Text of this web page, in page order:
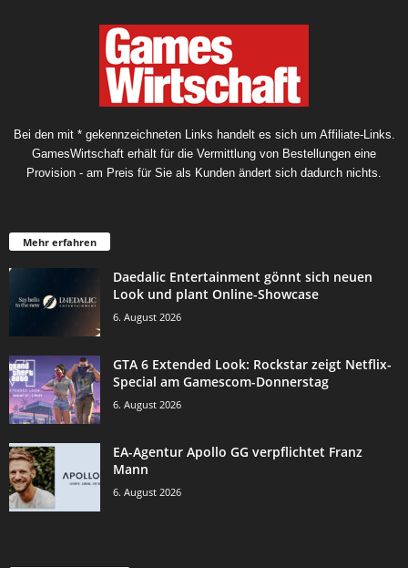
Bei den mit * gekennzeichneten Links handelt es sich um Affiliate-Links.
GamesWirtschaft erhält für die Vermittlung von Bestellungen eine
Provision - am Preis für Sie als Kunden ändert sich dadurch nichts.
Mehr erfahren
Daedalic Entertainment gönnt sich neuen
Look und plant Online-Showcase
6. August 2026
GTA 6 Extended Look: Rockstar zeigt Netflix-
Special am Gamescom-Donnerstag
6. August 2026
EA-Agentur Apollo GG verpflichtet Franz
Mann
6. August 2026